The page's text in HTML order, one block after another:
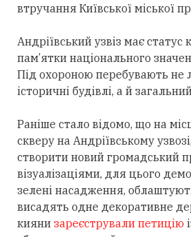
втручання Київської міської
Андріївський узвіз має статус
пам’ятки національного
Під охороною перебувають не
історичні будівлі, а й
Раніше стало відомо, що на
скверу на Андріївському
створити новий громадський
візуалізаціями, для цього
зелені насадження,
висадять одне декоративне
кияни зареєстрували петицію